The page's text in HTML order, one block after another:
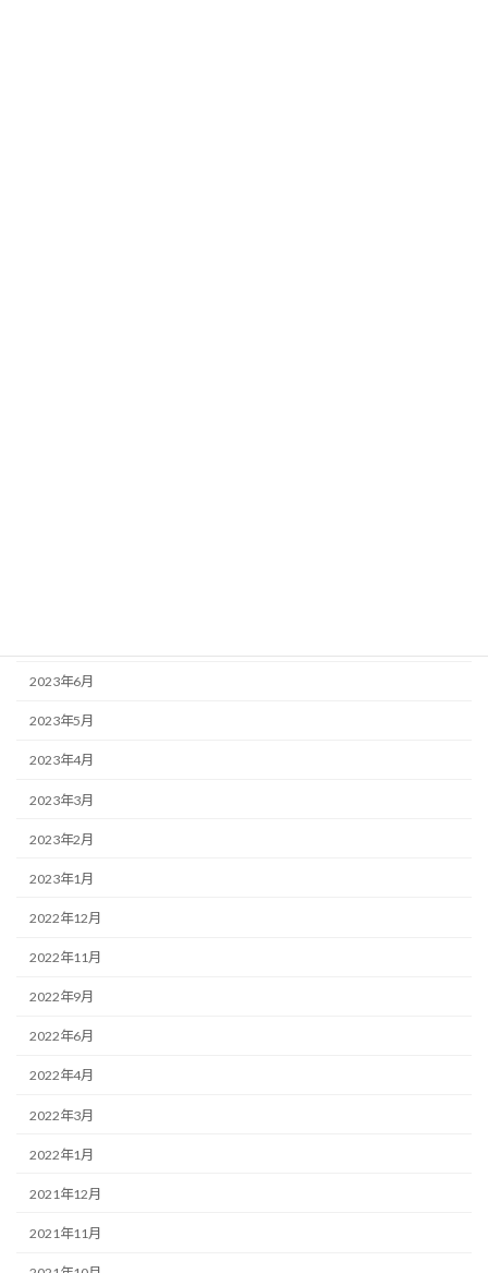
2023年6月
2023年5月
2023年4月
2023年3月
2023年2月
2023年1月
2022年12月
2022年11月
2022年9月
2022年6月
2022年4月
2022年3月
2022年1月
2021年12月
2021年11月